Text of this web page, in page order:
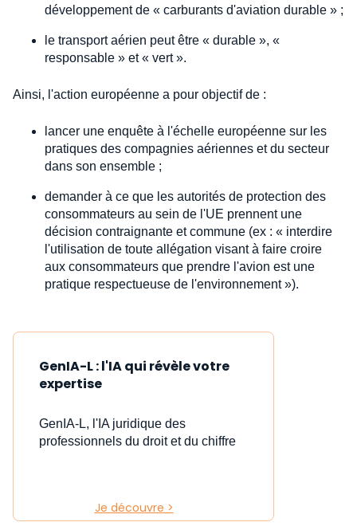
développement de « carburants d'aviation durable » ;
le transport aérien peut être « durable », «
responsable » et « vert ».
Ainsi, l'action européenne a pour objectif de :
lancer une enquête à l'échelle européenne sur les
pratiques des compagnies aériennes et du secteur
dans son ensemble ;
demander à ce que les autorités de protection des
consommateurs au sein de l'UE prennent une
décision contraignante et commune (ex : « interdire
l'utilisation de toute allégation visant à faire croire
aux consommateurs que prendre l'avion est une
pratique respectueuse de l'environnement »).
GenIA-L : l'IA qui révèle votre
expertise
GenIA-L, l'IA juridique des
professionnels du droit et du chiffre
Je découvre >